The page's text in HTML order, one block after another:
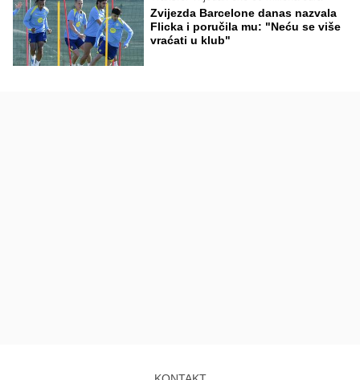
Zvijezda Barcelone danas nazvala
Flicka i poručila mu: "Neću se više
vraćati u klub"